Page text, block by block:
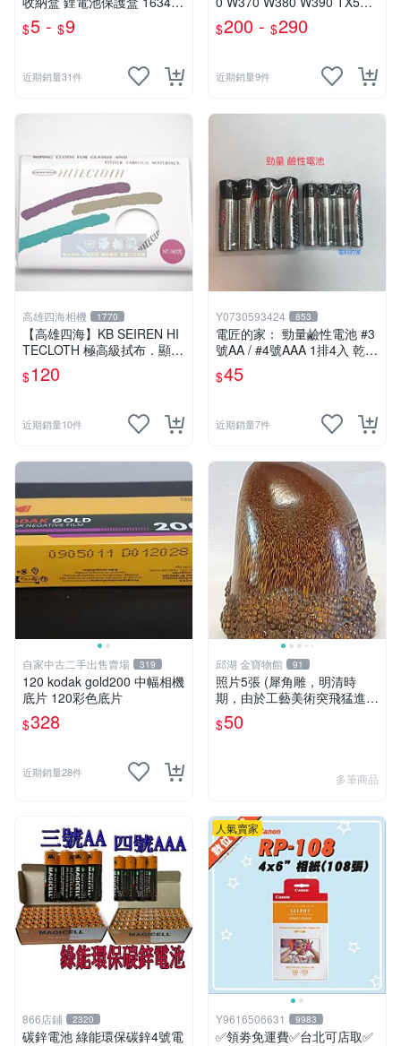
儲存盒 14500 鋰電池收納盒
$5 - $9
近期銷量31件
NPBN1,NP-BN1 小齊的家
$200 - $290
近期銷量9件
高雄四海相機 1770
【高雄四海】KB SEIREN HI
TECLOTH 極高級拭布．顯微
纖維拭鏡布．可反覆清洗．不
刮損．攝影器材/珠寶適用
$120
近期銷量10件
Y0730593424 853
電匠的家： 勁量鹼性電池 #3
號AA / #4號AAA 1排4入 乾電
$45
近期銷量7件
自家中古二手出售賣場 319
120 kodak gold200 中幅相機
底片 120彩色底片
$328
近期銷量28件
邱湖 金寶物館 91
照片5張 (犀角雕，明清時
期，由於工藝美術突飛猛進的
發展，雕刻工藝達到了一個新
的高峰，精湛的雕刻藝術擴展
$50
多筆商品
866店鋪 2320
碳鋅電池 綠能環保碳鋅4號電
人氣賣家
Y9616506631 9983
✅領劵免運費✅台北可店取✅